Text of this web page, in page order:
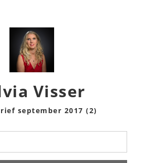
ia Visser
september 2017 (2)